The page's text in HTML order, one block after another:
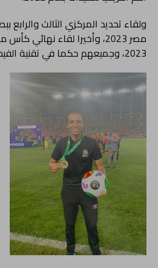
ولقاء تحديد المركزي الثالث والرابع
مصر 2023، وأخيرا لقاء نهائي
2023، وجميعهم حكما في تقنية الفيديو.